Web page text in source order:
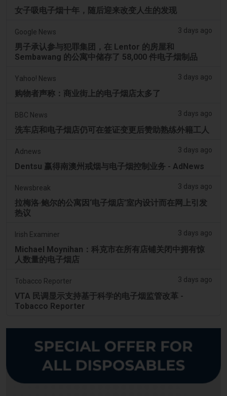
女子吸电子烟十年，随后迎来改变人生的发现
Google News 3 days ago
男子承认参与犯罪集团，在 Lentor 的房屋和
Sembawang 的公寓中储存了 58,000 件电子烟制品
Yahoo! News 3 days ago
购物者声称：商业街上的电子烟店太多了
BBC News 3 days ago
洗车店和电子烟店仍可在签证变更后赞助熟练外籍工人
Adnews 3 days ago
Dentsu 赢得南澳州戒烟与电子烟控制业务 - AdNews
Newsbreak 3 days ago
拉梅洛·鲍尔的公寓因‘电子烟店’室内设计而在网上引发
热议
Irish Examiner 3 days ago
Michael Moynihan：科克市在所有店铺关闭中拥有惊
人数量的电子烟店
Tobacco Reporter 3 days ago
VTA 民调显示支持基于科学的电子烟监管改革 -
Tobacco Reporter